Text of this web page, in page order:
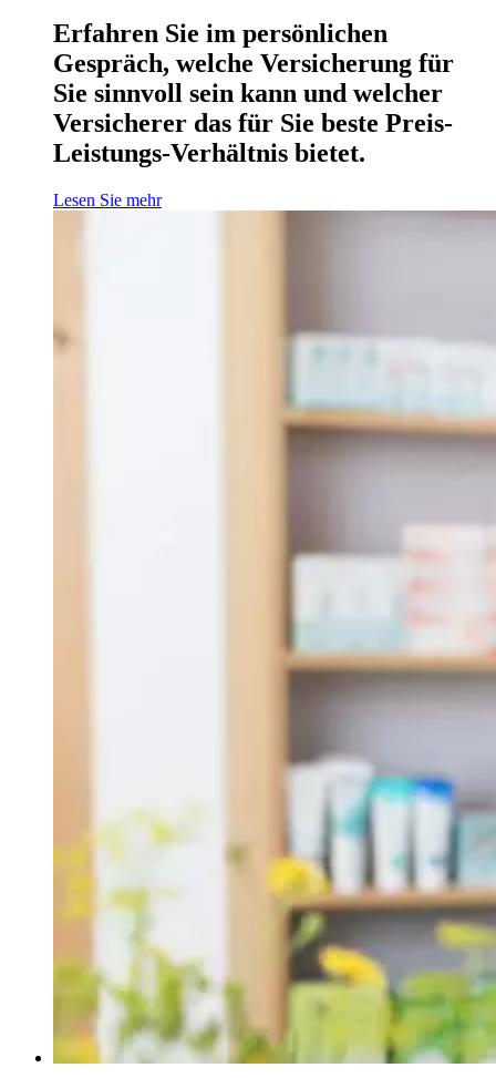
Erfahren Sie im persönlichen
Gespräch, welche Versicherung für
Sie sinnvoll sein kann und welcher
Versicherer das für Sie beste Preis-
Leistungs-Verhältnis bietet.
Lesen Sie mehr